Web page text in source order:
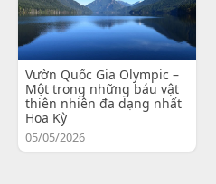
Vườn Quốc Gia Olympic –
Một trong những báu vật
thiên nhiên đa dạng nhất
Hoa Kỳ
05/05/2026